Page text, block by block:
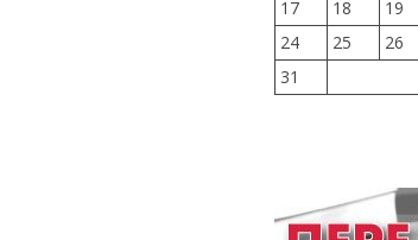
17
18 19
24
25 26
31